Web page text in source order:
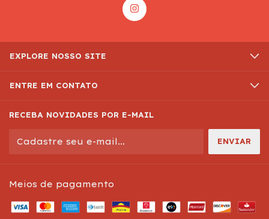
EXPLORE NOSSO SITE
ENTRE EM CONTATO
RECEBA NOVIDADES POR E-MAIL
Meios de pagamento